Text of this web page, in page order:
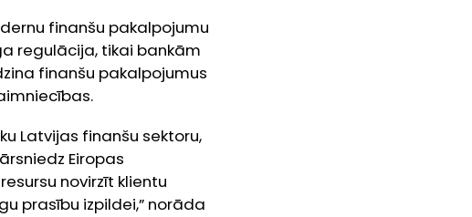
finanšu pakalpojumu
regulācija, tikai bankām
finanšu pakalpojumus
Latvijas finanšu sektoru,
Eiropas
novirzīt klientu
prasību izpildei,” norāda